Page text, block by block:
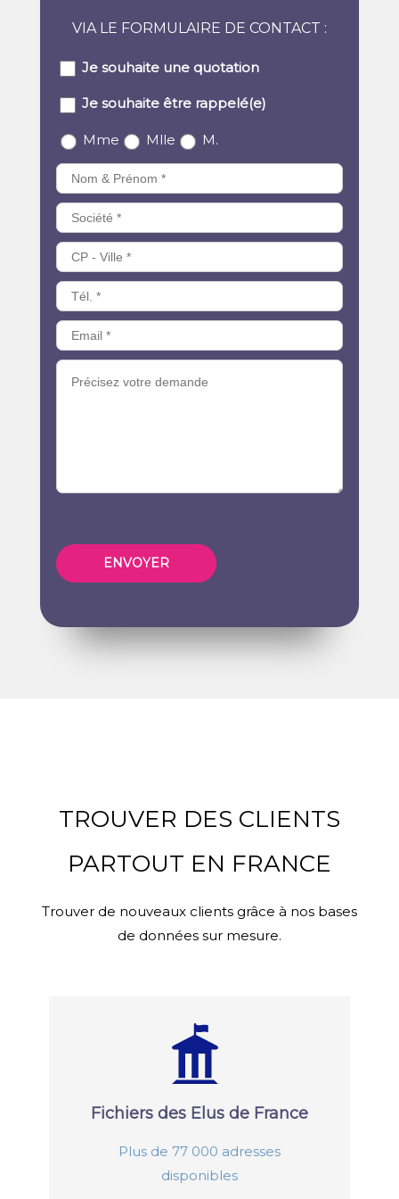
VIA LE FORMULAIRE DE CONTACT :
Je souhaite une quotation
Je souhaite être rappelé(e)
Mme Mlle M.
TROUVER DES CLIENTS
PARTOUT EN FRANCE
Trouver de nouveaux clients grâce à nos bases
de données sur mesure.
Fichiers des Elus de France
Plus de 77 000 adresses
disponibles